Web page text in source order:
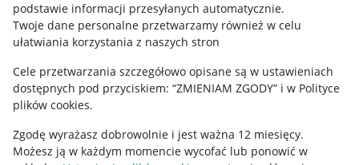
podstawie informacji przesyłanych automatycznie.
Twoje dane personalne przetwarzamy również w celu
ułatwiania korzystania z naszych stron
Cele przetwarzania szczegółowo opisane są w ustawieniach
dostępnych pod przyciskiem: “ZMIENIAM ZGODY” i w Polityce
plików cookies.
Zgodę wyrażasz dobrowolnie i jest ważna 12 miesięcy.
Możesz ją w każdym momencie wycofać lub ponowić w
Polityka plików "cookies"
Ustawienia plików "cookies"
Udostępnianie lokalizacji
Informacje dla Aktu o Usługach Cyfrowych
Pobierz aplikację